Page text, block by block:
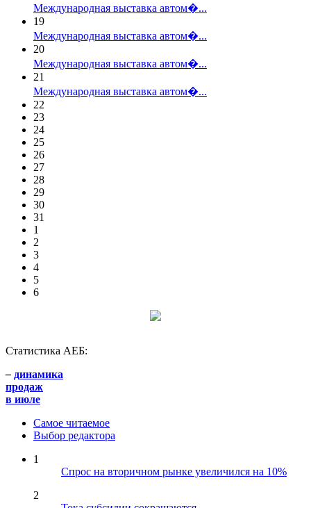
Международная выставка автом�...
19
Международная выставка автом�...
20
Международная выставка автом�...
21
Международная выставка автом�...
22
23
24
25
26
27
28
29
30
31
1
2
3
4
5
6
Статистика АЕБ:
– динамика
продаж
в июле
Самое читаемое
Выбор редактора
1
Спрос на вторичном рынке увеличился на 10%
2